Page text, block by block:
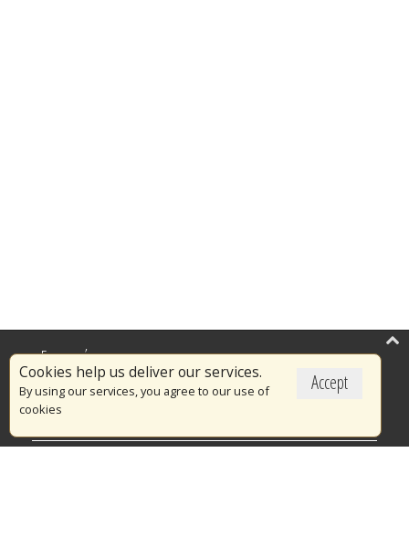
Accept
Cookies help us deliver our services.
By using our services, you agree to our use of
cookies
Επικαιρότητα
Το Πυροσβεστικό Σώμα